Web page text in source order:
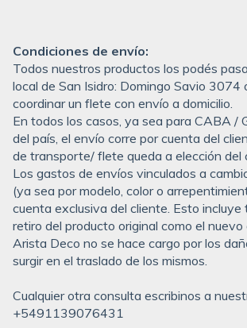
Condiciones de envío:
Todos nuestros productos los podés
local de San Isidro: Domingo Savio 3074
coordinar un flete con envío a domicilio.
En todos los casos, ya sea para CABA /
del país, el envío corre por cuenta del
de transporte/ flete queda a elección del
Los gastos de envíos vinculados a
(ya sea por modelo, color o
cuenta exclusiva del cliente. Esto
retiro del producto original como el nuevo
Arista Deco no se hace cargo por los
surgir en el traslado de los mismos.
Cualquier otra consulta escribinos a
+5491139076431